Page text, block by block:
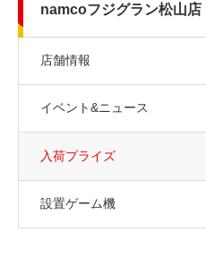
namcoフジグラン松山店
店舗情報
イベント&ニュース
入荷プライズ
設置ゲーム機